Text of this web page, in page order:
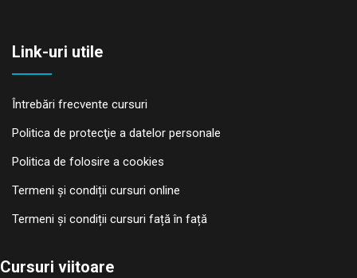
Link-uri utile
Întrebări frecvente cursuri
Politica de protecţie a datelor personale
Politica de folosire a cookies
Termeni și condiții cursuri online
Termeni și condiții cursuri față în față
Cursuri viitoare